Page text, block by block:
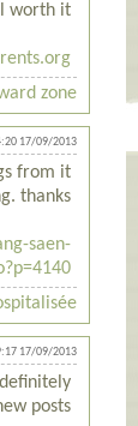
worth it!
zone
17/09/2013 04:04:20 م
from it
thanks.
saen-
17/09/2013 09:49:17 م
posts.